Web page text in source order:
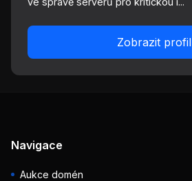
Zobrazit profil
Navigace
Aukce domén